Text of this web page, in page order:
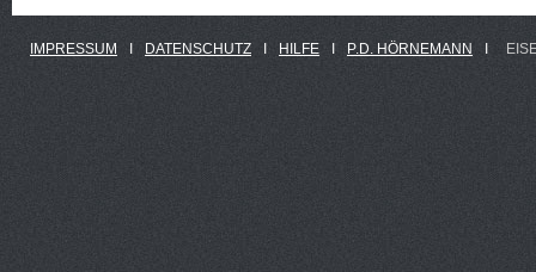
IMPRESSUM DATENSCHUTZ HILFE P.D. HÖRNEMANN